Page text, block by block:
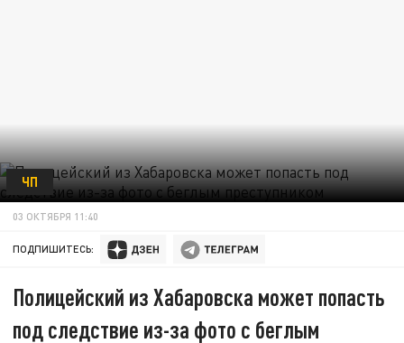
ЧП
03 ОКТЯБРЯ 11:40
ПОДПИШИТЕСЬ:
Полицейский из Хабаровска может попасть
под следствие из-за фото с беглым